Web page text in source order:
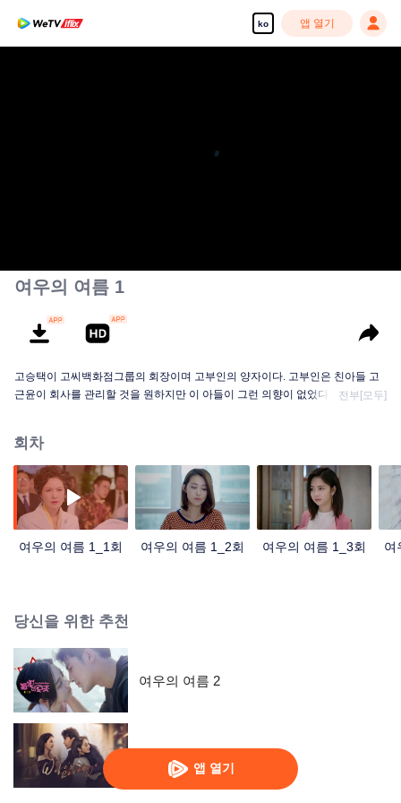
ko 앱 열기
앱 열기
여우의 여름 1
고승택이 고씨백화점그룹의 회장이며 고부인의 양자이다. 고부인은 친아들 고
근윤이 회사를 관리할 것을 원하지만 이 아들이 그런 의향이 없었다. 따라서 고
사랑에 빠졌다. 고근윤이 려안서가 회사에서 취직한 사실을 알고 그녀와 다시
만나고 싶지만 그녀가 고근윤과 다시 사귈 생각이 없다. 고부인은 그 사실을 알
고 고승택에게 둘을 더 이상 못 만나게 해달라고 하였다. 고승택과 려안서는 서
로 익숙해지고 사랑을 시작하였다.
전부[모두]
회차
여우의 여름 1_1회 여우의 여름 1_2회 여우의 여름 1_3회 여
당신을 위한 추천
여우의 여름 2